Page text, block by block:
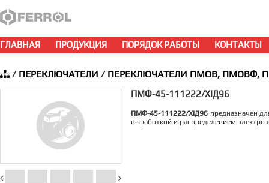
ГЛАВНАЯ ПРОДУКЦИЯ ПОРЯДОК РАБОТЫ КОНТАКТЫ
/ ПЕРЕКЛЮЧАТЕЛИ / ПЕРЕКЛЮЧАТЕЛИ ПМОВ, ПМОВФ,
ПМФ-45-111222/XIД96
ПМФ-45-111222/XIД96 предназначен
выработкой и распределением